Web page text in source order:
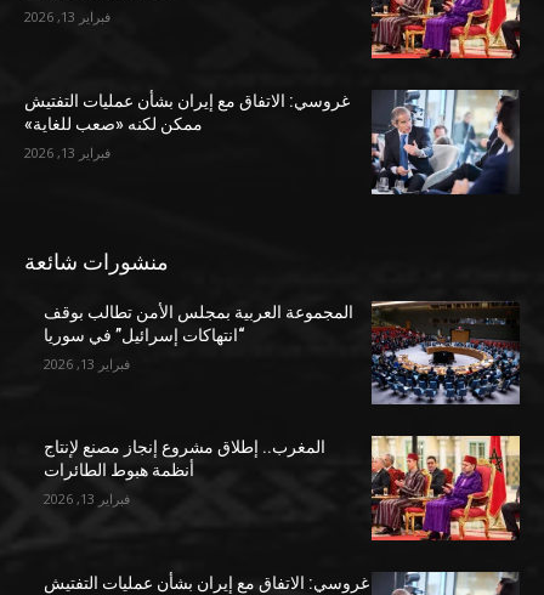
فبراير 13, 2026
غروسي: الاتفاق مع إيران بشأن عمليات التفتيش
ممكن لكنه «صعب للغاية»
فبراير 13, 2026
منشورات شائعة
المجموعة العربية بمجلس الأمن تطالب بوقف
“انتهاكات إسرائيل” في سوريا
فبراير 13, 2026
المغرب.. إطلاق مشروع إنجاز مصنع لإنتاج
أنظمة هبوط الطائرات
فبراير 13, 2026
غروسي: الاتفاق مع إيران بشأن عمليات التفتيش